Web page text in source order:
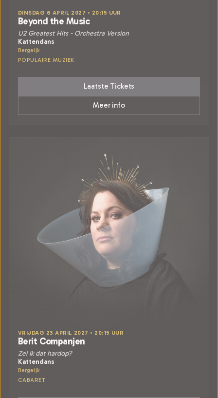
DINSDAG 6 APRIL 2027 • 20:15 UUR
Beyond the Music
U2 Greatest Hits - Orchestra Version
Kattendans
Bergeijk
POPULAIRE MUZIEK
Laatste Tickets
Meer info
VRIJDAG 23 APRIL 2027 • 20:15 UUR
Berit Companjen
Zei ik dat hardop?
Kattendans
Bergeijk
CABARET